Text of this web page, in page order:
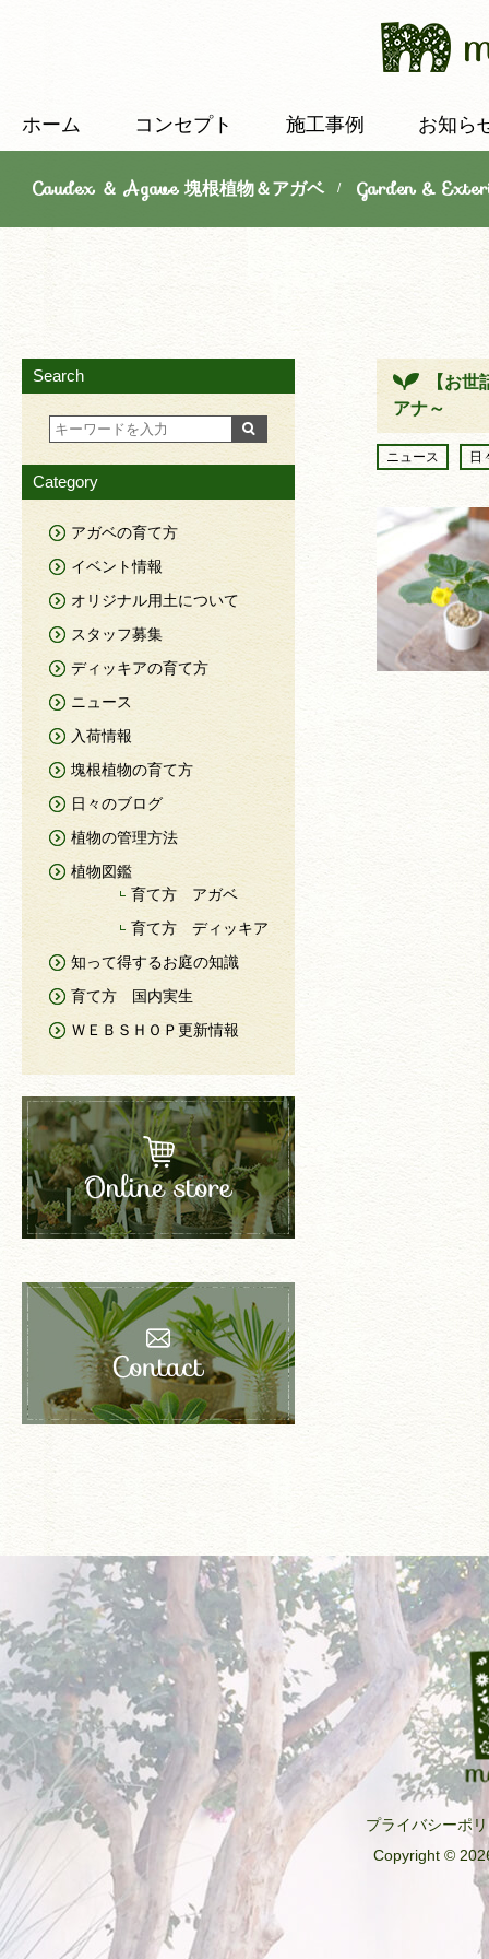
ホーム コンセプト 施工事例 お知ら
Caudex ＆ Agave 塊根植物＆アガベ/Garden &
【お
アナ～
ニュース 日
Search
Category
アガベの育て方
イベント情報
オリジナル用土について
スタッフ募集
ディッキアの育て方
ニュース
入荷情報
塊根植物の育て方
日々のブログ
植物の管理方法
植物図鑑
育て方 アガベ
育て方 ディッキア
知って得するお庭の知識
育て方 国内実生
ＷＥＢＳＨＯＰ更新情報
プライバシーポ
Copyright ©